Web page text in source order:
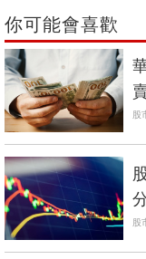
你可能會喜歡
股
股